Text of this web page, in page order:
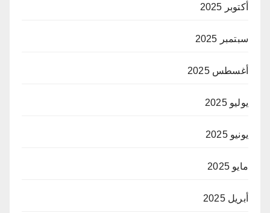
أكتوبر 2025
سبتمبر 2025
أغسطس 2025
يوليو 2025
يونيو 2025
مايو 2025
أبريل 2025